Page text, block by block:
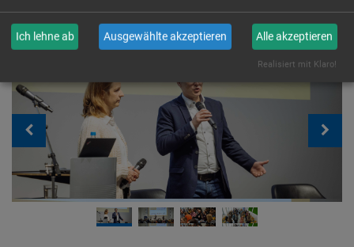
Ich lehne ab Ausgewählte akzeptieren Alle akzeptieren
Realisiert mit Klaro!